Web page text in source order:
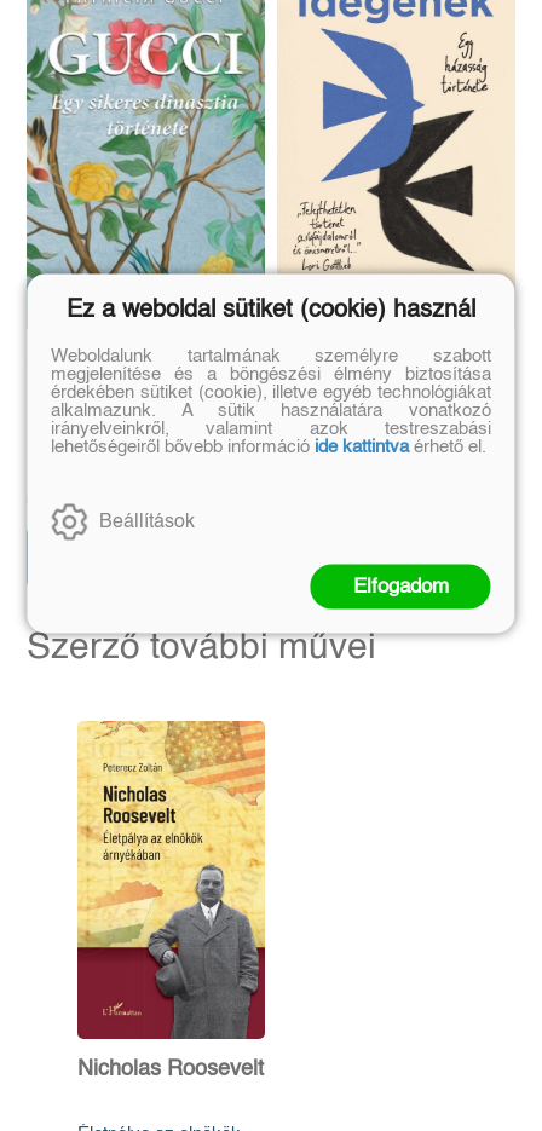
Gucci
Patricia Gucci
6 990 Ft
Idegenek
Szerző további művei
Nicholas Roosevelt
Ez a weboldal sütiket (cookie) használ
Weboldalunk tartalmának személyre szabott
megjelenítése és a böngészési élmény biztosítása
érdekében sütiket (cookie), illetve egyéb technológiákat
alkalmazunk. A sütik használatára vonatkozó
irányelveinkről, valamint azok testreszabási
lehetőségeiről bővebb információ ide kattintvaérhető el.
Beállítások
Elfogadom